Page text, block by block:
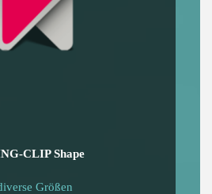
CLIP Shape
Größen